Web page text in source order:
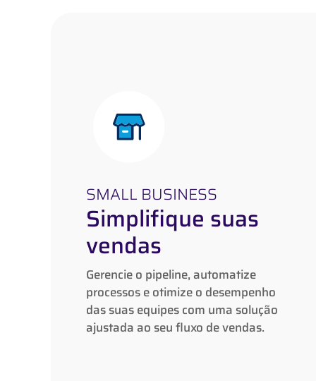
SMALL BUSINESS
Simplifique suas
vendas
Gerencie o pipeline, automatize
processos e otimize o desempenho
das suas equipes com uma solução
ajustada ao seu fluxo de vendas.
Simplifique suas
vendas
Gerencie o pipeline, automatize
suas equipes com uma solução ajustada
ao seu fluxo de vendas.